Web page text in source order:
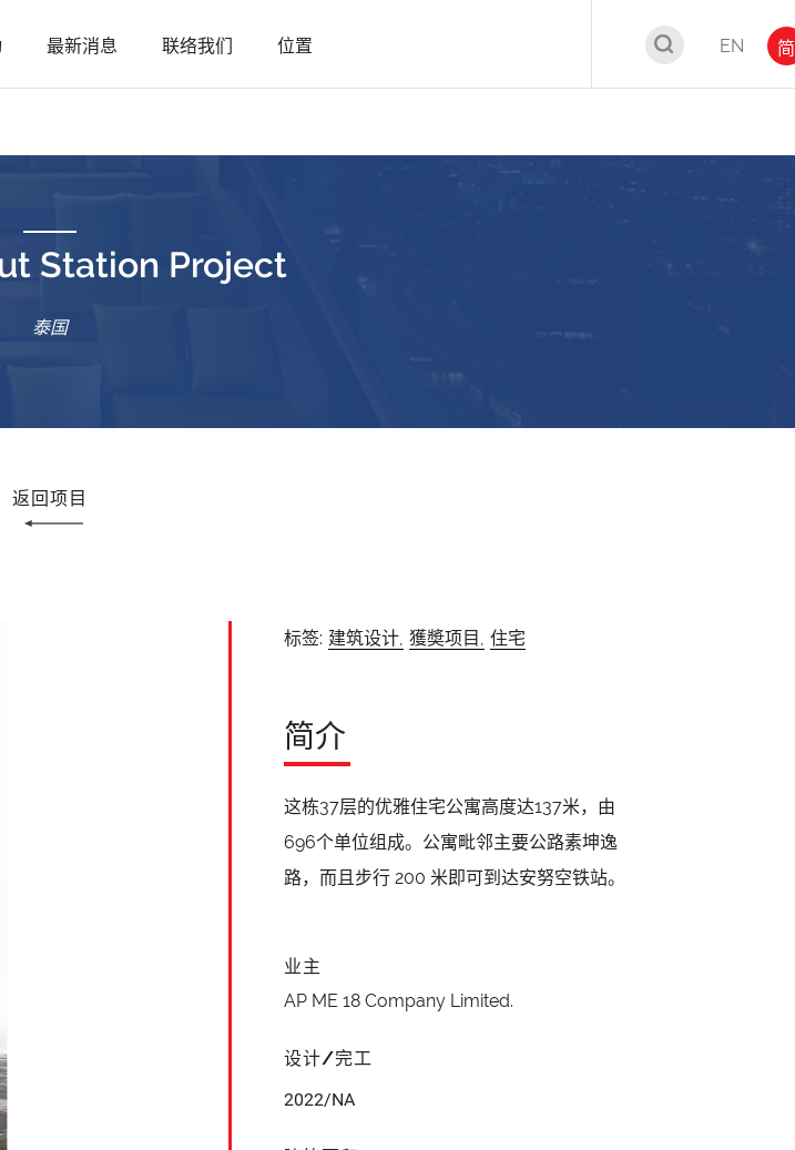
最新消息 联络我们 位置 EN 简
Station Project
泰国
返回项目
标签: 建筑设计, 獲奬项目, 住宅
简介
这栋37层的优雅住宅公寓高度达137米，由
696个单位组成。公寓毗邻主要公路素坤逸
路，而且步行 200 米即可到达安努空铁站。
业主
AP ME 18 Company Limited.
设计/完工
2022/NA